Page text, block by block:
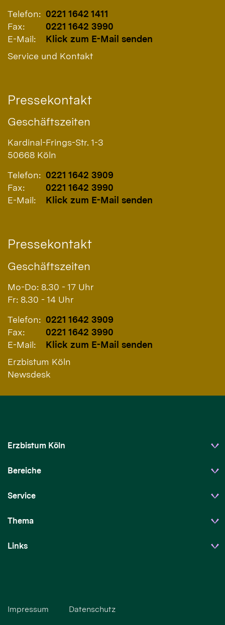
Telefon: 0221 1642 1411
Fax:
0221 1642 3990
E-Mail:
Klick zum E-Mail senden
Service und Kontakt
Pressekontakt
Geschäftszeiten
Kardinal-Frings-Str. 1-3
50668 Köln
Telefon: 0221 1642 3909
Fax:
0221 1642 3990
E-Mail:
Klick zum E-Mail senden
Pressekontakt
Geschäftszeiten
Mo-Do: 8.30 - 17 Uhr
Fr: 8.30 - 14 Uhr
Telefon: 0221 1642 3909
Fax:
0221 1642 3990
E-Mail:
Klick zum E-Mail senden
Erzbistum Köln
Newsdesk
Erzbistum Köln
Bereiche
Service
Thema
Links
Impressum Datenschutz